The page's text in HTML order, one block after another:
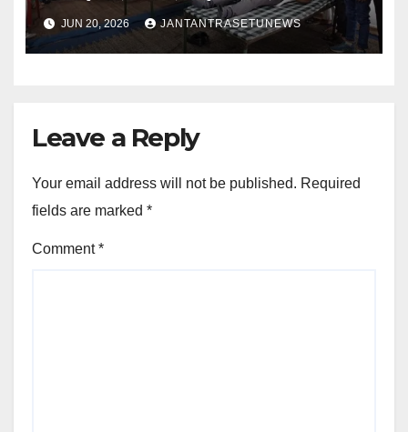
JUN 20, 2026 JANTANTRASETUNEWS
Leave a Reply
Your email address will not be published. Required
fields are marked *
Comment*